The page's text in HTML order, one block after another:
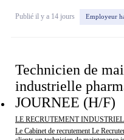
Publié il y a 14 jours Employeur
Technicien de
industrielle
JOURNEE (H/F)
LE RECRUTEMENT
Le Cabinet de recrutement Le